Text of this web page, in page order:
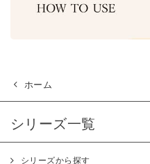
ホーム
シリーズ一覧
シリーズから探す